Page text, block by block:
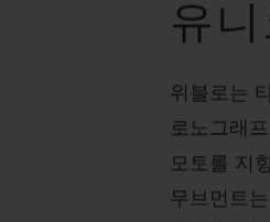
유니
위블로는
로노그래
모토를 지
무브먼트